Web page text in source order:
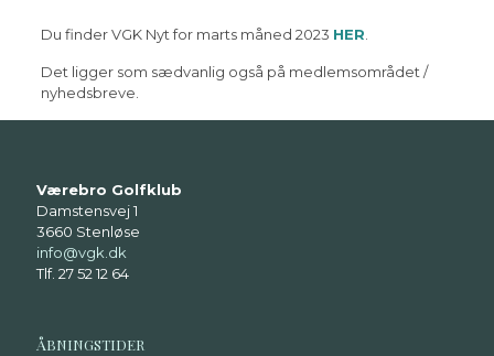
Du finder VGK Nyt for marts måned 2023 HER
Det ligger som sædvanlig også på medlemsområdet /
nyhedsbreve.
Værebro Golfklub
Damstensvej 1
3660 Stenløse
info@vgk.dk
Tlf. 27 52 12 64
ÅBNINGSTIDER